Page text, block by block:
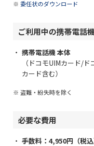
委任状のダウンロード
ご利用中の携帯電話
携帯電話機 本体
（ドコモUIMカード/
カード含む）
盗難・紛失時を除く
必要な費用
手数料：4,950円（税込